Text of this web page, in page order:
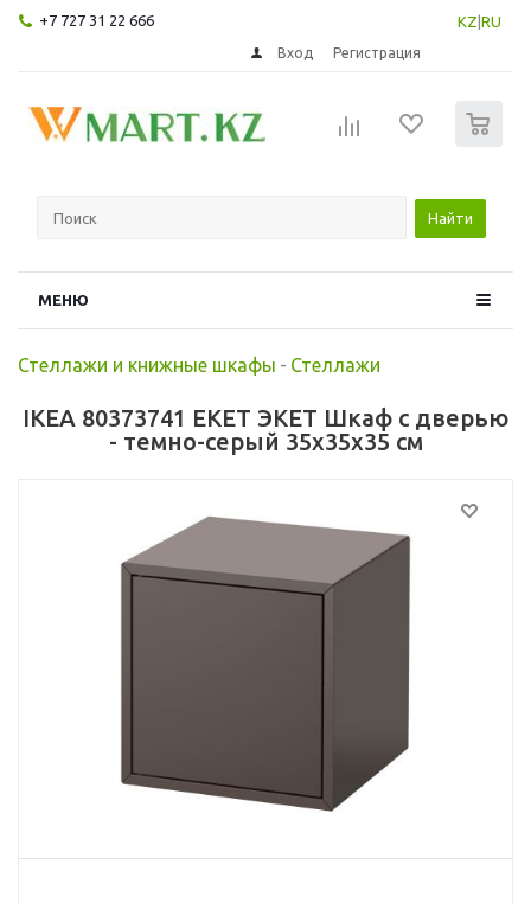
+7 727 31 22 666 KZ RU
Вход Регистрация
Найти
МЕНЮ
Стеллажи и книжные шкафы - Стеллажи
IKEA 80373741 EKET ЭКЕТ Шкаф с дверью
- темно-серый 35x35x35 см